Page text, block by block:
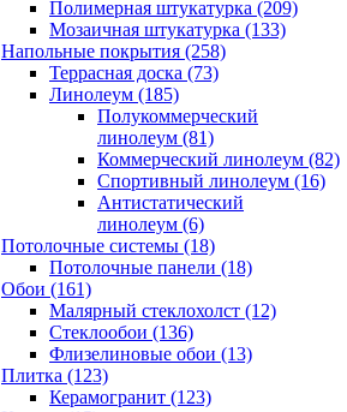
Полимерная штукатурка (209)
Мозаичная штукатурка (133)
Напольные покрытия (258)
Террасная доска (73)
Линолеум (185)
Полукоммерческий
линолеум (81)
Коммерческий линолеум (82)
Спортивный линолеум (16)
Антистатический
линолеум (6)
Потолочные системы (18)
Потолочные панели (18)
Обои (161)
Малярный стеклохолст (12)
Стеклообои (136)
Флизелиновые обои (13)
Плитка (123)
Керамогранит (123)